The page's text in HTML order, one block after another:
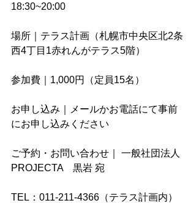
18:30~20:00
場所｜テラス計画（札幌市中央区北2条
西4丁目1赤れんがテラス5階）
参加費｜1,000円（定員15名）
お申し込み｜メールかお電話にて事前
にお申し込みください
ご予約・お問い合わせ｜ 一般社団法人
PROJECTA　黒岩 宛
TEL：011-211-4366（テラス計画内）